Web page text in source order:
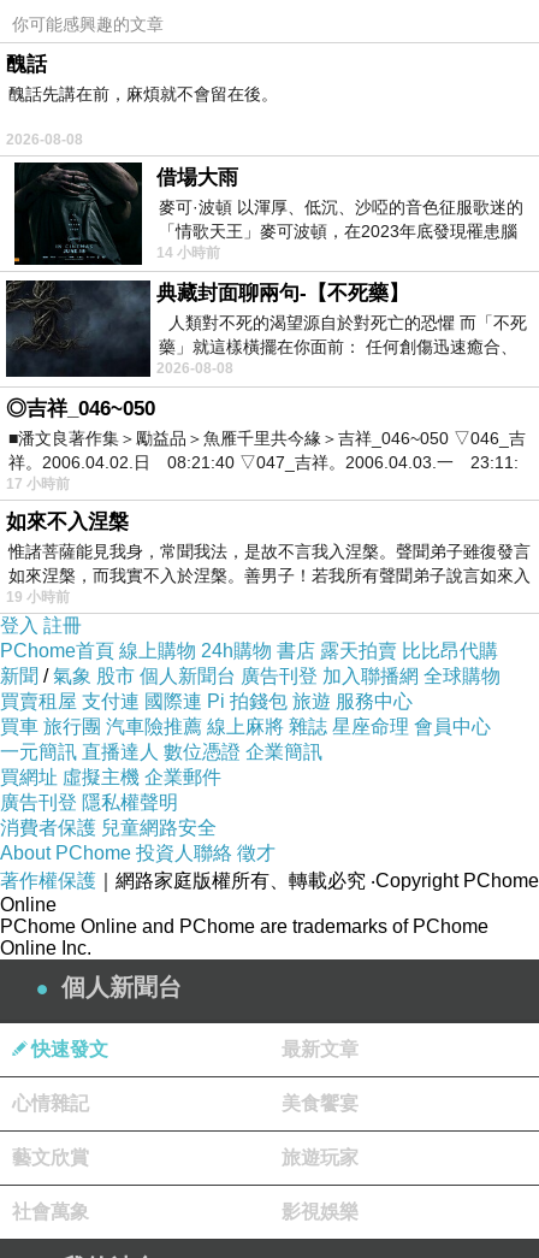
了一處老舊的馬廄這裡有很多
線路
在民主的長城逐漸綻露出牆腳
屍骨
無語湮埋的時候沒有人慢慢在
等待（眼鏡）
何時／大量的星光湧起焦躁／國定假日修士都在同一休息
站／等人群散去之時（眼鏡）出發
捨不得丟棄
風景明信片的收件人
你可能感興趣的文章
醜話
醜話先講在前，麻煩就不會留在後。
2026-08-08
借場大雨
麥可·波頓 以渾厚、低沉、沙啞的音色征服歌迷的
「情歌天王」麥可波頓，在2023年底發現罹患腦
瘤「祈禱早日康復，一切都好」。
14 小時前
典藏封面聊兩句-【不死藥】
人類對不死的渴望源自於對死亡的恐懼 而「不死
藥」就這樣橫擺在你面前： 任何創傷迅速癒合、
停止衰老、痛覺消失…堪
2026-08-08
◎吉祥_046~050
■潘文良著作集＞勵益品＞魚雁千里共今緣＞吉祥_046~050 ▽046_吉
祥。2006.04.02.日 08:21:40 ▽047_吉祥。2006.04.03.一 23:11:
17 小時前
如來不入涅槃
惟諸菩薩能見我身，常聞我法，是故不言我入涅槃。聲聞弟子雖復發言
如來涅槃，而我實不入於涅槃。善男子！若我所有聲聞弟子說言如來入
19 小時前
登入 註冊
PChome首頁 線上購物 24h購物 書店 露天拍賣 比比昂代購
新聞 /氣象 股市 個人新聞台 廣告刊登 加入聯播網 全球購物
買賣租屋 支付連 國際連 Pi 拍錢包 旅遊 服務中心
買車 旅行團 汽車險推薦 線上麻將 雜誌 星座命理 會員中心
一元簡訊 直播達人 數位憑證 企業簡訊
買網址 虛擬主機 企業郵件
廣告刊登 隱私權聲明
消費者保護 兒童網路安全
About PChome 投資人聯絡 徵才
著作權保護 ｜網路家庭版權所有、轉載必究 ‧Copyright PChome
Online
PChome Online and PChome are trademarks of PChome
Online Inc.
個人新聞台
快速發文 最新文章
心情雜記 美食饗宴
藝文欣賞 旅遊玩家
社會萬象 影視娛樂